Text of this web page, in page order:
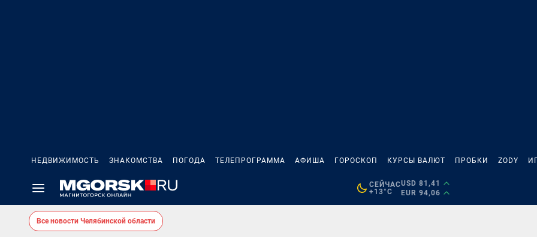
НЕДВИЖИМОСТЬ ЗНАКОМСТВА ПОГОДА ТЕЛЕПРОГРАММА АФИША ГОРОСКОП КУРСЫ ВАЛЮТ ПРОБКИ ZODY
СЕЙЧАС
+13°C
USD 81,41
EUR 94,06
Все новости Челябинской области